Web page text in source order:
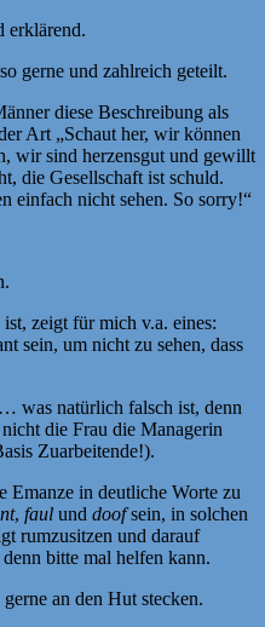
erklärend.
gerne und zahlreich geteilt.
diese Beschreibung als
Art „Schaut her, wir können
wir sind herzensgut und gewillt
die Gesellschaft ist schuld.
einfach nicht sehen. So sorry!“
zeigt für mich v.a. eines:
sein, um nicht zu sehen, dass
was natürlich falsch ist, denn
die Frau die Managerin
Zuarbeitende!).
Emanze in deutliche Worte zu
, faul und doofsein, in solchen
rumzusitzen und darauf
bitte mal helfen kann.
an den Hut stecken.